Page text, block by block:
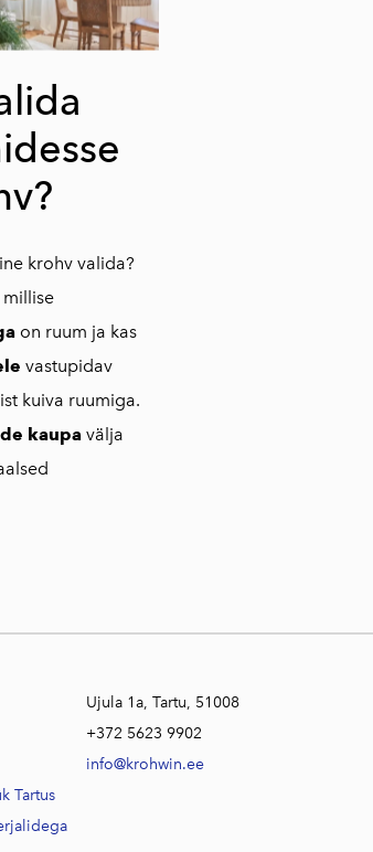
krohv valida?
millise
on ruum ja kas
vastupidav
kuiva ruumiga.
kaupa välja
Tartus
Ujula 1a, Tartu, 51008
+372 5623 9902
info@krohwin.ee